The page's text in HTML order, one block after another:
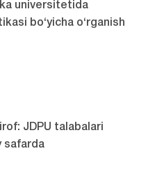
universitetida
bo‘yicha o‘rganish
JDPU talabalari
safarda